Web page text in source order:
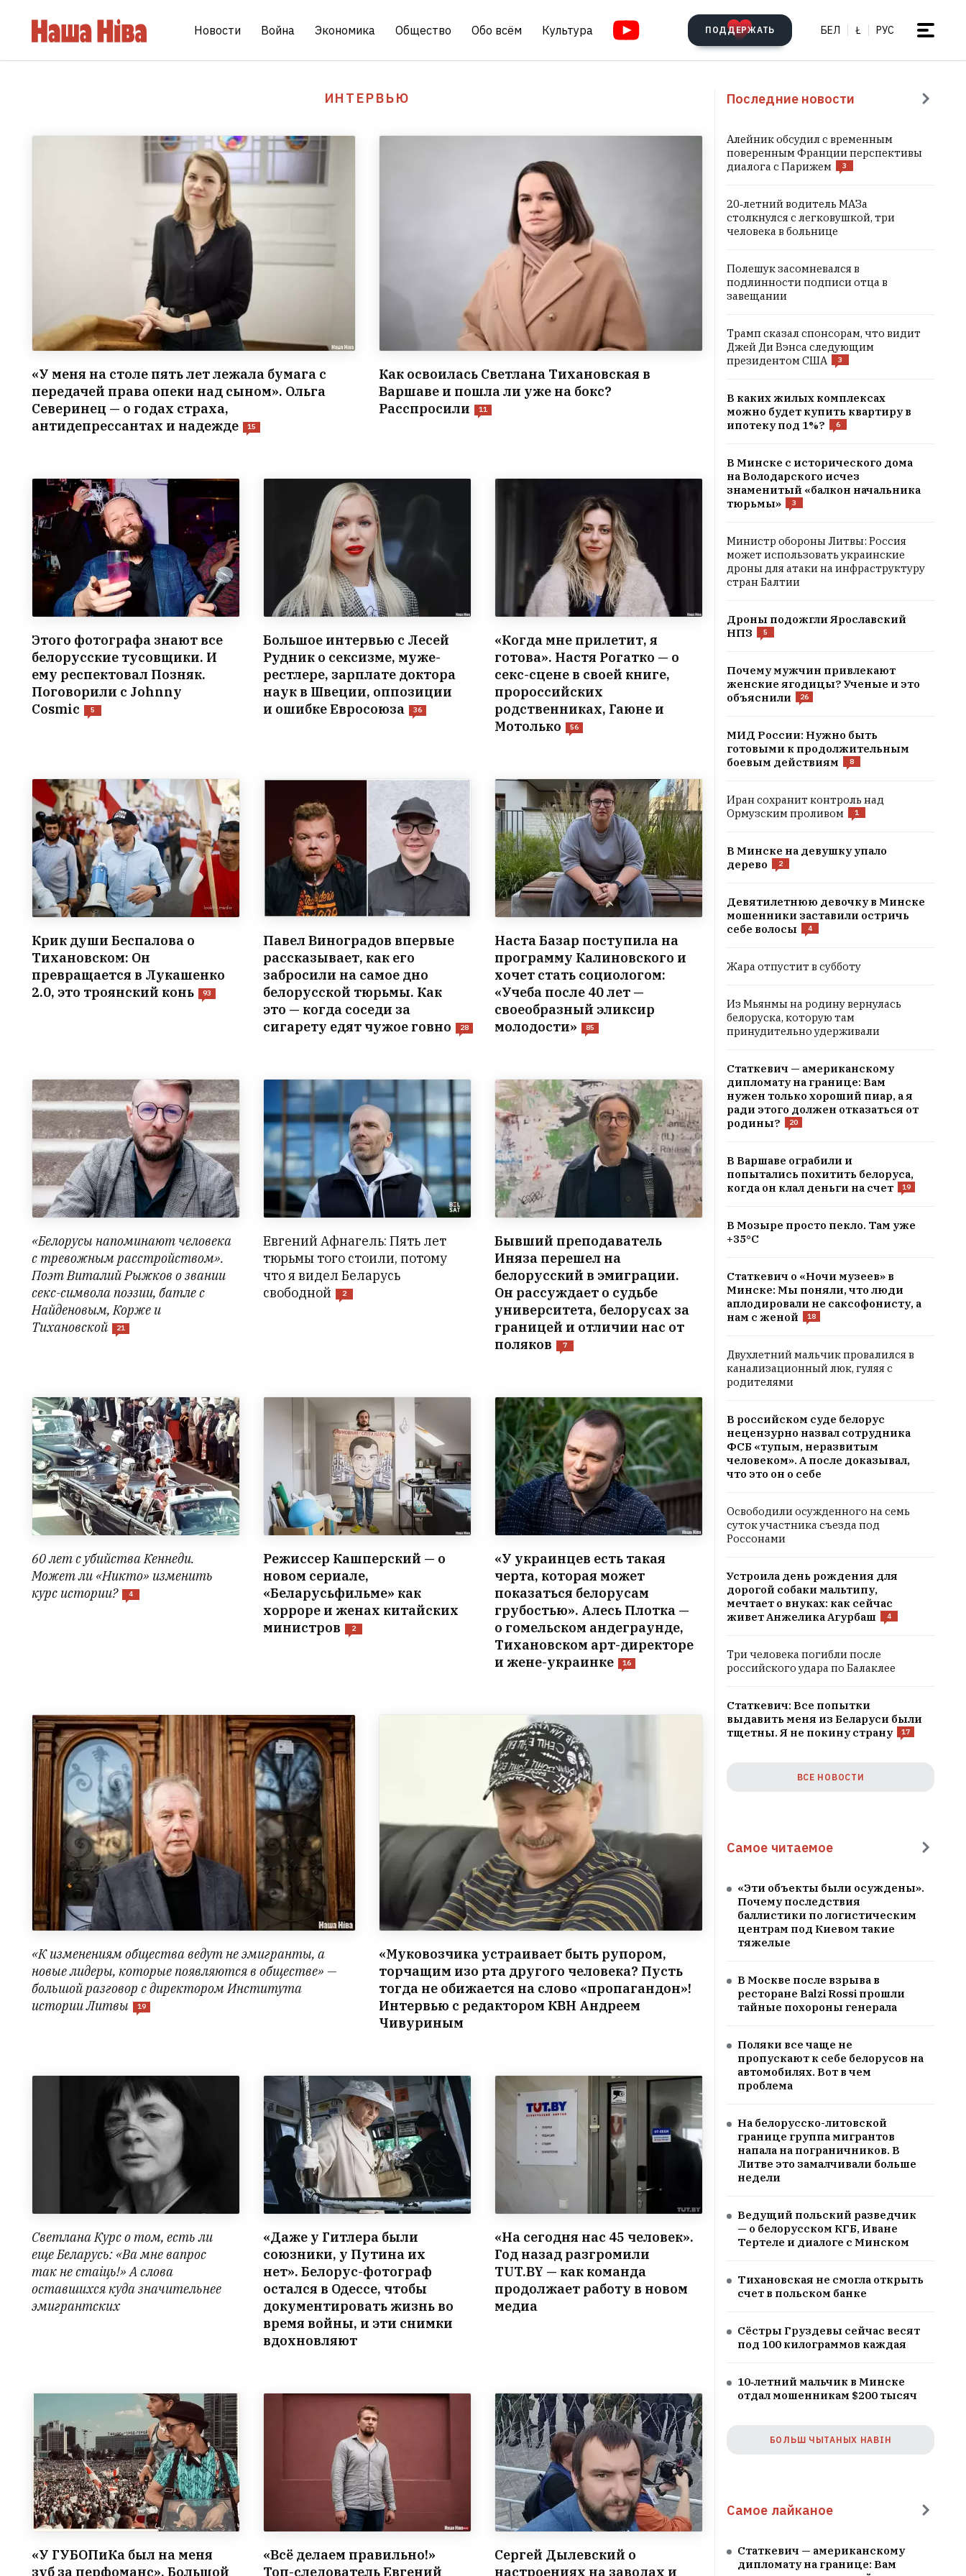
Новости Война Экономика Общество Обо всём Культура ПОДДЕРЖАТЬ БЕЛ Ł РУС
ИНТЕРВЬЮ
«У меня на столе пять лет лежала бумага с
передачей права опеки над сыном». Ольга
Северинец — о годах страха,
антидепрессантах и надежде
15
Как освоилась Светлана Тихановская в
Варшаве и пошла ли уже на бокс?
Расспросили
11
Этого фотографа знают все
белорусские тусовщики. И
ему респектовал Позняк.
Поговорили с Johnny
Cosmic
5
Большое интервью с Лесей
Рудник о сексизме, муже-
рестлере, зарплате доктора
наук в Швеции, оппозиции
и ошибке Евросоюза
36
«Когда мне прилетит, я
готова». Настя Рогатко — о
секс-сцене в своей книге,
пророссийских
родственниках, Гаюне и
Мотолько
56
Крик души Беспалова о
Тихановском: Он
превращается в Лукашенко
2.0, это троянский конь
93
Павел Виноградов впервые
рассказывает, как его
забросили на самое дно
белорусской тюрьмы. Как
это — когда соседи за
сигарету едят чужое говно
28
Наста Базар поступила на
программу Калиновского и
хочет стать социологом:
«Учеба после 40 лет —
своеобразный эликсир
молодости»
85
«Белорусы напоминают человека
с тревожным расстройством».
Поэт Виталий Рыжков о звании
секс-символа поэзии, батле с
Найденовым, Корже и
Тихановской
21
Евгений Афнагель: Пять лет
тюрьмы того стоили, потому
что я видел Беларусь
свободной
2
Бывший преподаватель
Иняза перешел на
белорусский в эмиграции.
Он рассуждает о судьбе
университета, белорусах за
границей и отличии нас от
поляков
7
60 лет с убийства Кеннеди.
Может ли «Никто» изменить
курс истории?
4
Режиссер Кашперский — о
новом сериале,
«Беларусьфильме» как
хорроре и женах китайских
министров
2
«У украинцев есть такая
черта, которая может
показаться белорусам
грубостью». Алесь Плотка —
о гомельском андеграунде,
Тихановском арт-директоре
и жене-украинке
16
«К изменениям общества ведут не эмигранты, а
новые лидеры, которые появляются в обществе» —
большой разговор с директором Института
истории Литвы
19
«Муковозчика устраивает быть рупором,
торчащим изо рта другого человека? Пусть
тогда не обижается на слово «пропагандон»!
Интервью с редактором КВН Андреем
Чивуриным
Светлана Курс о том, есть ли
еще Беларусь: «Ва мне вапрос
так не стаіць!» А слова
оставшихся куда значительнее
эмигрантских
«Даже у Гитлера были
союзники, у Путина их
нет». Белорус-фотограф
остался в Одессе, чтобы
документировать жизнь во
время войны, и эти снимки
вдохновляют
«На сегодня нас 45 человек».
Год назад разгромили
TUT.BY — как команда
продолжает работу в новом
медиа
«У ГУБОПиКа был на меня
зуб за перфоманс». Большой
«Всё делаем правильно!»
Топ-следователь Евгений
Сергей Дылевский о
настроениях на заводах и
Последние новости
Алейник обсудил с временным
поверенным Франции перспективы
диалога с Парижем
3
20‑летний водитель МАЗа
столкнулся с легковушкой, три
человека в больнице
Полешук засомневался в
подлинности подписи отца в
завещании
Трамп сказал спонсорам, что видит
Джей Ди Вэнса следующим
президентом США
3
В каких жилых комплексах
можно будет купить квартиру в
ипотеку под 1%?
6
В Минске с исторического дома
на Володaрского исчез
знаменитый «балкон начальника
тюрьмы»
3
Министр обороны Литвы: Россия
может использовать украинские
дроны для атаки на инфраструктуру
стран Балтии
Дроны подожгли Ярославский
НПЗ
5
Почему мужчин привлекают
женские ягодицы? Ученые и это
объяснили
26
МИД России: Нужно быть
готовыми к продолжительным
боевым действиям
8
Иран сохранит контроль над
Ормузским проливом
1
В Минске на девушку упало
дерево
2
Девятилетнюю девочку в Минске
мошенники заставили остричь
себе волосы
4
Жара отпустит в субботу
Из Мьянмы на родину вернулась
белоруска, которую там
принудительно удерживали
Статкевич — американскому
дипломату на границе: Вам
нужен только хороший пиар, а я
ради этого должен отказаться от
родины?
20
В Варшаве ограбили и
попытались похитить белоруса,
когда он клал деньги на счет
19
В Мозыре просто пекло. Там уже
+35°C
Статкевич о «Ночи музеев» в
Минске: Мы поняли, что люди
аплодировали не саксофонисту, а
нам с женой
18
Двухлетний мальчик провалился в
канализационный люк, гуляя с
родителями
В российском суде белорус
нецензурно назвал сотрудника
ФСБ «тупым, неразвитым
человеком». А после доказывал,
что это он о себе
Освободили осужденного на семь
суток участника съезда под
Россонами
Устроила день рождения для
дорогой собаки мальтипу,
мечтает о внуках: как сейчас
живет Анжелика Агурбаш
4
Три человека погибли после
российского удара по Балаклее
Статкевич: Все попытки
выдавить меня из Беларуси были
тщетны. Я не покину страну
17
ВСЕ НОВОСТИ
Самое читаемое
«Эти объекты были осуждены».
Почему последствия
баллистики по логистическим
центрам под Киевом такие
тяжелые
В Москве после взрыва в
ресторане Balzi Rossi прошли
тайные похороны генерала
Поляки все чаще не
пропускают к себе белорусов на
автомобилях. Вот в чем
проблема
На белорусско-литовской
границе группа мигрантов
напала на пограничников. В
Литве это замалчивали больше
недели
Ведущий польский разведчик
— о белорусском КГБ, Иване
Тертеле и диалоге с Минском
Тихановская не смогла открыть
счет в польском банке
Сёстры Груздевы сейчас весят
под 100 килограммов каждая
10‑летний мальчик в Минске
отдал мошенникам $200 тысяч
БОЛЬШ ЧЫТАНЫХ НАВІН
Самое лайканое
Статкевич — американскому
дипломату на границе: Вам